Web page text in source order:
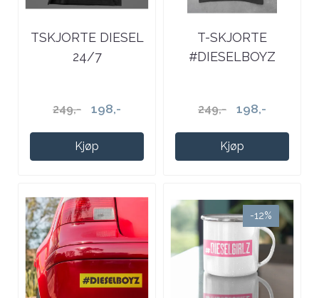
TSKJORTE DIESEL
24/7
249,- 198,-
Kjøp
T-SKJORTE
#DIESELBOYZ
249,- 198,-
Kjøp
-12%